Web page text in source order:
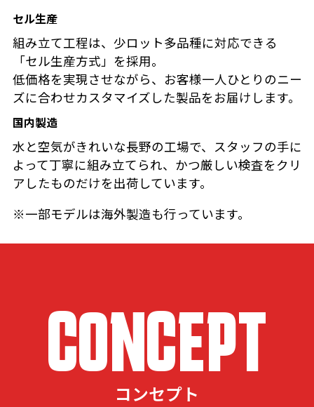
セル生産
組み立て工程は、少ロット多品種に対応できる
「セル生産方式」を採用。
低価格を実現させながら、お客様一人ひとりのニー
ズに合わせカスタマイズした製品をお届けします。
国内製造
水と空気がきれいな長野の工場で、スタッフの手に
よって丁寧に組み立てられ、かつ厳しい検査をクリ
アしたものだけを出荷しています。
※一部モデルは海外製造も行っています。
CONCEPT
コンセプト